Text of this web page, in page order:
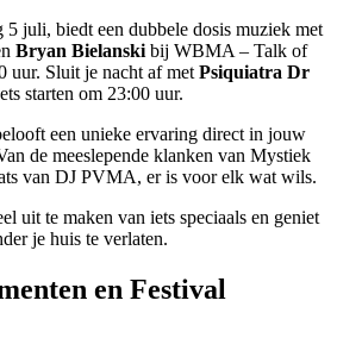
juli, biedt een dubbele dosis muziek met
Bryan Bielanski bij WBMA – Talk of
uur. Sluit je nacht af met Psiquiatra Dr
starten om 23:00 uur.
een unieke ervaring direct in jouw
de meeslepende klanken van Mystiek
van DJ PVMA, er is voor elk wat wils.
uit te maken van iets speciaals en geniet
je huis te verlaten.
en Festival